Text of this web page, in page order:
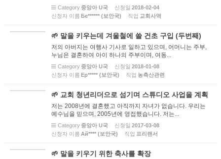
Category 중앙아 U국 신청일 2018-02-04
신청자 이름 Бе****** (보안국) 직업 교회사역
🌱 말을 키우는데 겨울철에 쓸 건초 구입 (두번째)
저의 아버지는 여행사 기사로 일하고 있으며, 어머니는 주부,
누님은 결혼하여 아이 하나의 주부이며, 여동...
Category 중앙아 U국 신청일 2018-01-08
신청자 이름 Ер***** (보안국) 직업 농측산관련
🌱 교회 청년리더으로 섬기며 스튜디오 사업을 계획
저는 2008년에 결혼했고 아직까지 자녀가 없습니다. 우리는
예수님을 믿으며, 2005년에 영접했습니다. 저는...
Category 중앙아 U국 신청일 2017-03-08
신청자 이름 Ай**** (보안국) 직업 프리랜서
🌱 말을 키우기 위한 축사를 확장